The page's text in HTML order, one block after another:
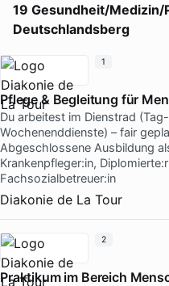
19 Gesundheit/Medizin/
Deutschlandsberg
Pflege & Begleitung für
Du arbeitest im Dienstrad
Wochenenddienste) – fair
Abgeschlossene Ausbildung
Krankenpfleger:in,
Fachsozialbetreuer:in
Diakonie de La Tour
1
Praktikum im Bereich
2